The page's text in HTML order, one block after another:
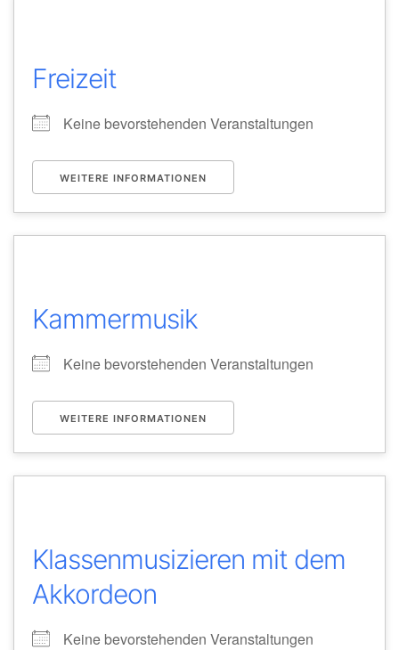
Freizeit
Keine bevorstehenden Veranstaltungen
WEITERE INFORMATIONEN
Kammermusik
Keine bevorstehenden Veranstaltungen
WEITERE INFORMATIONEN
Klassenmusizieren mit dem
Akkordeon
Keine bevorstehenden Veranstaltungen